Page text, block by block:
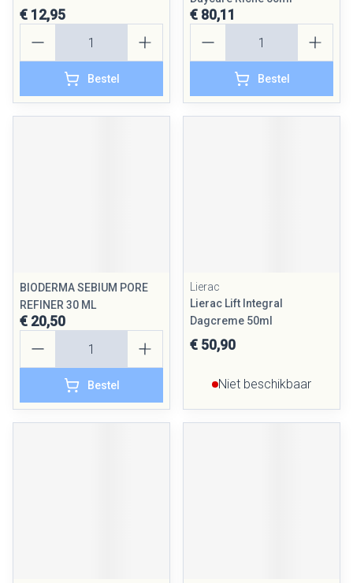
€ 12,95
Bestel
€ 80,11
Bestel
BIODERMA SEBIUM PORE
REFINER 30 ML
€ 20,50
Bestel
Lierac
Lierac Lift Integral
Dagcreme 50ml
€ 50,90
Niet beschikbaar